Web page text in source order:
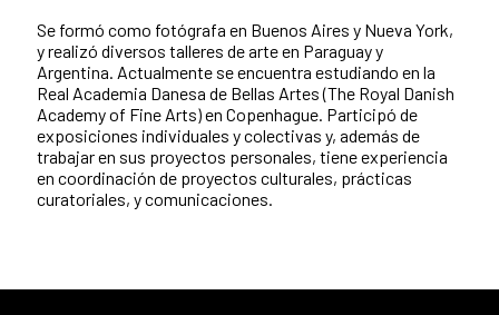
Se formó como fotógrafa en Buenos Aires y Nueva York,
y realizó diversos talleres de arte en Paraguay y
Argentina. Actualmente se encuentra estudiando en la
Real Academia Danesa de Bellas Artes (The Royal Danish
Academy of Fine Arts) en Copenhague. Participó de
exposiciones individuales y colectivas y, además de
trabajar en sus proyectos personales, tiene experiencia
en coordinación de proyectos culturales, prácticas
curatoriales, y comunicaciones.